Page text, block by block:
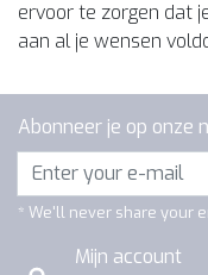
ervoor te zorgen dat
aan al je wensen
Abonneer je op onze
* We'll never share your
Mijn account